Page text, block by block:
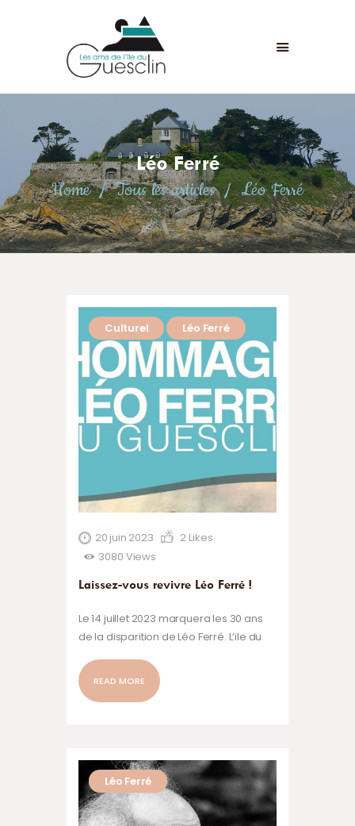
Léo Ferré
Home
Tous les articles Léo Ferré
LES AMIS DE L'ÎLE DU GUESCLIN
LE FORT ET L’ÎLE
ASSOCIATION
ADHÉSION
ANIMATIONS
ACTUALITÉS
CONTACT
Culturel Léo Ferré
20 juin 2023 2 Likes
3080 Views
Laissez-vous revivre Léo Ferré !
Le 14 juillet 2023 marquera les 30 ans
de la disparition de Léo Ferré. L’ile du
Léo Ferré qui y séjourna de 1959 à 1968.
Il y composa de nombreux poèmes,
et la mer’’, qui illustre si bien…
READ MORE
Léo Ferré